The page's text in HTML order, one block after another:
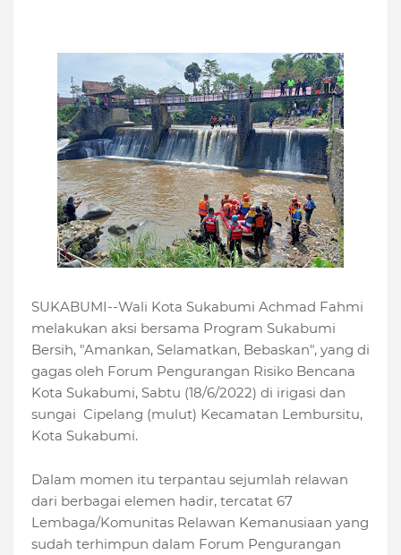
SUKABUMI--Wali Kota Sukabumi Achmad Fahmi
melakukan aksi bersama Program Sukabumi
Bersih, "Amankan, Selamatkan, Bebaskan", yang di
gagas oleh Forum Pengurangan Risiko Bencana
Kota Sukabumi, Sabtu (18/6/2022) di irigasi dan
sungai Cipelang (mulut) Kecamatan Lembursitu,
Kota Sukabumi.
Dalam momen itu terpantau sejumlah relawan
dari berbagai elemen hadir, tercatat 67
Lembaga/Komunitas Relawan Kemanusiaan yang
sudah terhimpun dalam Forum Pengurangan